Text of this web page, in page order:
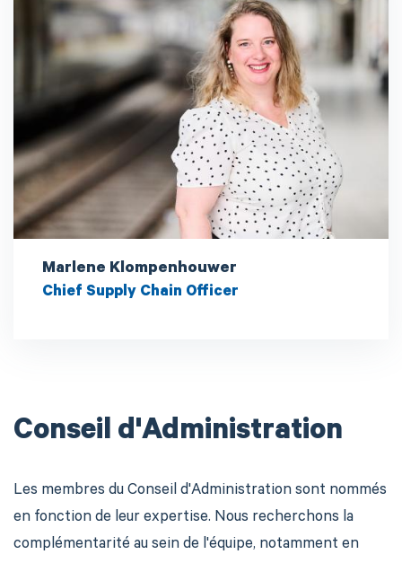
Marlene Klompenhouwer
Chief Supply Chain Officer
Conseil d'Administration
Les membres du Conseil d'Administration sont nommés
en fonction de leur expertise. Nous recherchons la
complémentarité au sein de l'équipe, notamment en